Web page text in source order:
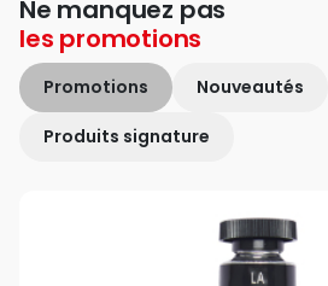
Ne manquez pas
les promotions
Promotions Nouveautés
Produits signature